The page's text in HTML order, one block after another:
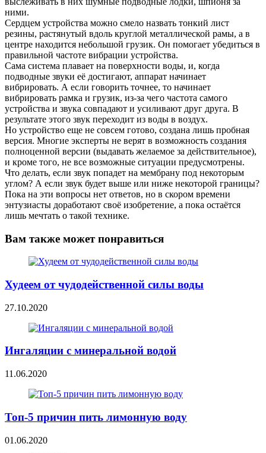
ними.
Сердцем устройства можно смело назвать тонкий лист
резины, растянутый вдоль круглой металлической рамы, а в
центре находится небольшой грузик. Он помогает убедиться в
правильной частоте вибрации устройства.
Сама система плавает на поверхности воды, и, когда
подводные звуки её достигают, аппарат начинает
вибрировать. А если говорить точнее, то начинает
вибрировать рамка и грузик, из-за чего частота самого
устройства и звука совпадают и усиливают друг друга. В
результате этого звук переходит из воды в воздух.
Но устройство еще не совсем готово, создана лишь пробная
версия. Многие эксперты не верят в возможность создания
полноценной версии (выдавать желаемое за действительное),
и кроме того, не все возможные ситуации предусмотрены.
Что делать, если звук попадет на мембрану под некоторым
углом? А если звук будет выше или ниже некоторой границы?
Пока на эти вопросы нет ответов, но в скором времени
энтузиасты доработают своё изобретение, а пока остаётся
лишь мечтать о такой технике.
Вам также может понравиться
Худеем от чудодейственной силы воды
27.10.2020
Ингаляции с минеральной водой
11.06.2020
Топ-5 причин пить лимонную воду
01.06.2020